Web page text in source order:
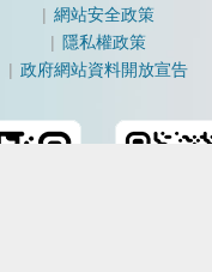
|網站安全政策
| 隱私權政策
|政府網站資料開放宣告